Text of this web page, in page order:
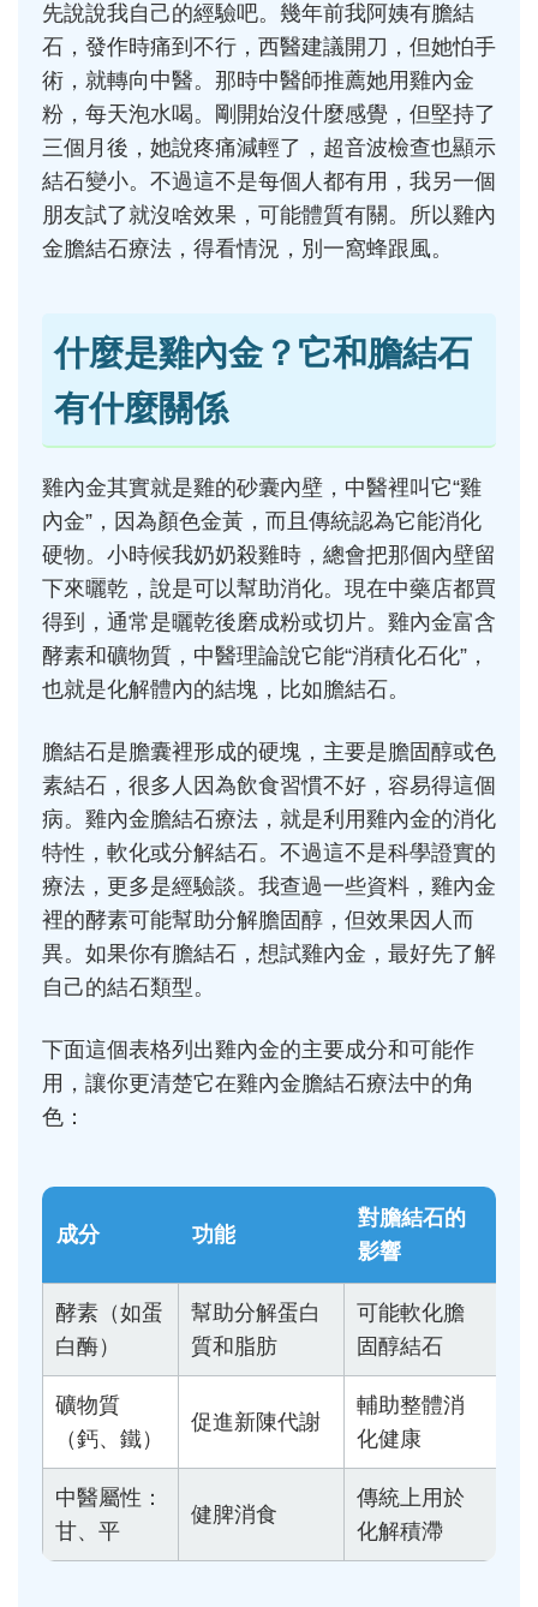
先說說我自己的經驗吧。幾年前我阿姨有膽結
石，發作時痛到不行，西醫建議開刀，但她怕手
術，就轉向中醫。那時中醫師推薦她用雞內金
粉，每天泡水喝。剛開始沒什麼感覺，但堅持了
三個月後，她說疼痛減輕了，超音波檢查也顯示
結石變小。不過這不是每個人都有用，我另一個
朋友試了就沒啥效果，可能體質有關。所以雞內
金膽結石療法，得看情況，別一窩蜂跟風。
什麼是雞內金？它和膽結石
有什麼關係
雞內金其實就是雞的砂囊內壁，中醫裡叫它“雞
內金”，因為顏色金黃，而且傳統認為它能消化
硬物。小時候我奶奶殺雞時，總會把那個內壁留
下來曬乾，說是可以幫助消化。現在中藥店都買
得到，通常是曬乾後磨成粉或切片。雞內金富含
酵素和礦物質，中醫理論說它能“消積化石化”，
也就是化解體內的結塊，比如膽結石。
膽結石是膽囊裡形成的硬塊，主要是膽固醇或色
素結石，很多人因為飲食習慣不好，容易得這個
病。雞內金膽結石療法，就是利用雞內金的消化
特性，軟化或分解結石。不過這不是科學證實的
療法，更多是經驗談。我查過一些資料，雞內金
裡的酵素可能幫助分解膽固醇，但效果因人而
異。如果你有膽結石，想試雞內金，最好先了解
自己的結石類型。
下面這個表格列出雞內金的主要成分和可能作
用，讓你更清楚它在雞內金膽結石療法中的角
色：
成分 功能
對膽結石的
影響
酵素（如蛋
白酶）
幫助分解蛋白
質和脂肪
可能軟化膽
固醇結石
礦物質
（鈣、鐵）
促進新陳代謝
輔助整體消
化健康
中醫屬性：
甘、平
健脾消食
傳統上用於
化解積滯